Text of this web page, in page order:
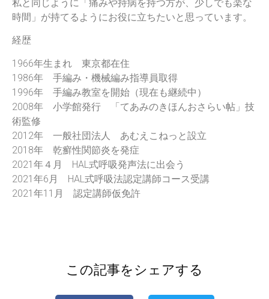
私と同じように「痛みや持病を持つ方が、少しでも楽な
時間」が持てるようにお役に立ちたいと思っています。
経歴
1966年生まれ 東京都在住
1986年 手編み・機械編み指導員取得
1996年 手編み教室を開始（現在も継続中）
2008年 小学館発行 「てあみのきほんおさらい帖」技
術監修
2012年 一般社団法人 あむえこねっと設立
2018年 乾癬性関節炎を発症
2021年４月 HAL式呼吸発声法に出会う
2021年6月 HAL式呼吸法認定講師コース受講
2021年11月 認定講師仮免許
この記事をシェアする